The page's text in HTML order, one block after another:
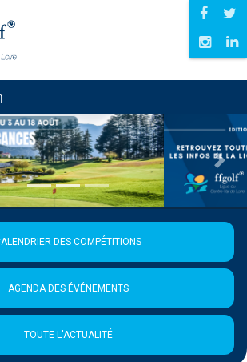
DES COMPÉTITIONS
AGENDA DES ÉVÉNEMENTS
TOUTE L'ACTUALITÉ